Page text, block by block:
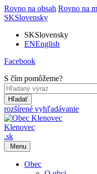
Rovno na obsah Rovno na
SKSlovensky
SKSlovensky
ENEnglish
Facebook
S čím pomôžeme?
Hľadať
rozšírené vyhľadávanie
Klenovec
.sk
Menu
Obec